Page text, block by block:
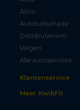
Airco
Autoruitschade
Distributieriem
Velgen
Alle autoservices
Klantenservice
Meer KwikFit